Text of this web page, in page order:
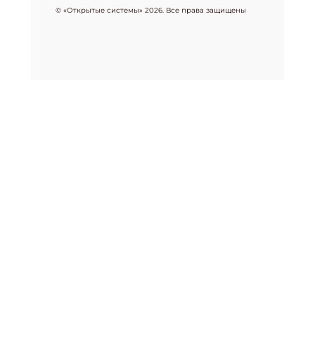
© «Открытые системы» 2026. Все права защищены